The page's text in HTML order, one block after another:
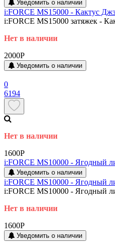
Уведомить о наличии
i:FORCE MS15000 - Кактус
i:FORCE MS15000 затяжек -
Нет в наличии
2000P
Уведомить о наличии
0
6194
Нет в наличии
1600P
i:FORCE MS10000 - Ягодный
Уведомить о наличии
i:FORCE MS10000 - Ягодный
i:FORCE MS10000 - Ягодный
Нет в наличии
1600P
Уведомить о наличии